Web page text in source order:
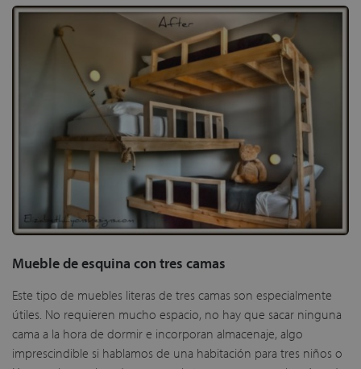
Mueble de esquina con tres camas
Este tipo de muebles literas de tres camas son especialmente
útiles. No requieren mucho espacio, no hay que sacar ninguna
cama a la hora de dormir e incorporan almacenaje, algo
imprescindible si hablamos de una habitación para tres niños o